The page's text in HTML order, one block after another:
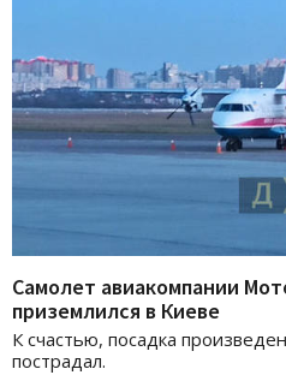
Самолет авиакомпании
приземлился в Киеве
К счастью, посадка
пострадал.